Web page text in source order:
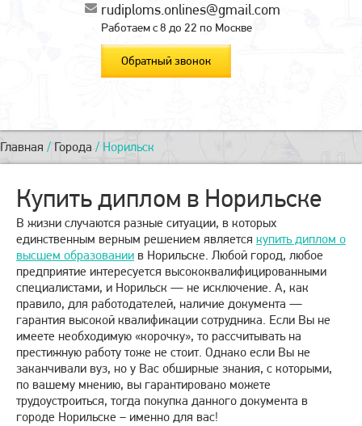
rudiploms.onlines@gmail.com
Работаем с 8 до 22 по Москве
Обратный звонок
Главная / Города / Норильск
Купить диплом в Норильске
В жизни случаются разные ситуации, в которых
единственным верным решением является купить диплом о
высшем образовании в Норильске. Любой город, любое
предприятие интересуется высококвалифицированными
специалистами, и Норильск — не исключение. А, как
правило, для работодателей, наличие документа —
гарантия высокой квалификации сотрудника. Если Вы не
имеете необходимую «корочку», то рассчитывать на
престижную работу тоже не стоит. Однако если Вы не
заканчивали вуз, но у Вас обширные знания, с которыми,
по вашему мнению, вы гарантировано можете
трудоустроиться, тогда покупка данного документа в
городе Норильске – именно для вас!